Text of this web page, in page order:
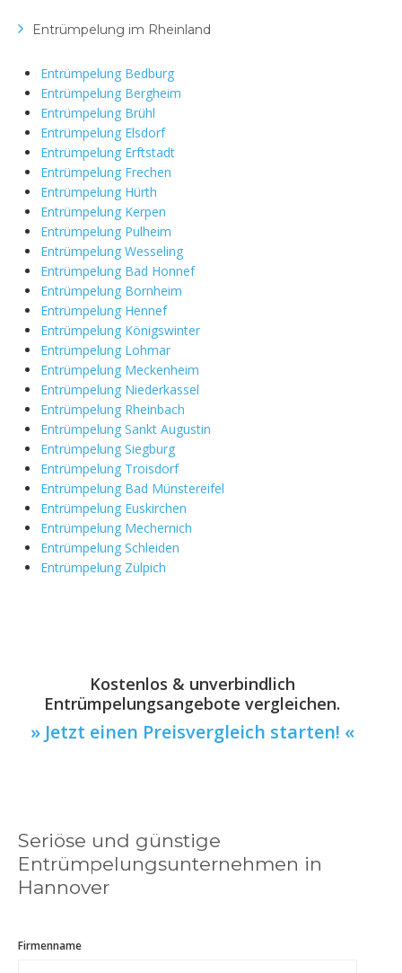
Entrümpelung im Rheinland
Entrümpelung Bedburg
Entrümpelung Bergheim
Entrümpelung Brühl
Entrümpelung Elsdorf
Entrümpelung Erftstadt
Entrümpelung Frechen
Entrümpelung Hürth
Entrümpelung Kerpen
Entrümpelung Pulheim
Entrümpelung Wesseling
Entrümpelung Bad Honnef
Entrümpelung Bornheim
Entrümpelung Hennef
Entrümpelung Königswinter
Entrümpelung Lohmar
Entrümpelung Meckenheim
Entrümpelung Niederkassel
Entrümpelung Rheinbach
Entrümpelung Sankt Augustin
Entrümpelung Siegburg
Entrümpelung Troisdorf
Entrümpelung Bad Münstereifel
Entrümpelung Euskirchen
Entrümpelung Mechernich
Entrümpelung Schleiden
Entrümpelung Zülpich
Kostenlos & unverbindlich
Entrümpelungsangebote vergleichen.
» Jetzt einen Preisvergleich starten! «
Seriöse und günstige
Entrümpelungsunternehmen in
Hannover
Firmenname